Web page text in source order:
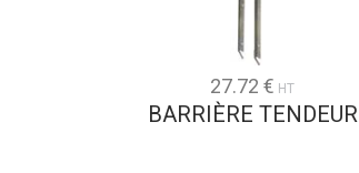
27.72 € HT
BARRIÈRE TENDEUR